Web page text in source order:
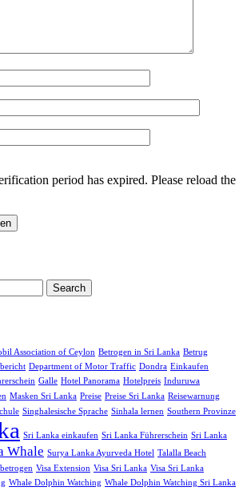
period has expired. Please reload the
Association of Ceylon Betrogen in Sri Lanka Betrug
Department of Motor Traffic Dondra Einkaufen
Galle Hotel Panorama Hotelpreis Induruwa
Masken Sri Lanka Preise Preise Sri Lanka Reisewarnung
Singhalesische Sprache Sinhala lernen Southern Provinze
Sri Lanka einkaufen Sri Lanka Führerschein Sri Lanka
Whale Surya Lanka Ayurveda Hotel Talalla Beach
Visa Extension Visa Sri Lanka Visa Sri Lanka
Whale Dolphin Watching Whale Dolphin Watching Sri Lanka